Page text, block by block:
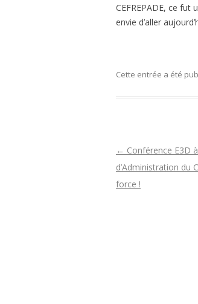
CEFREPADE, ce
envie d’aller
Cette entrée a été
N
a
v
← Conférence E3D
d’Administration du
force !